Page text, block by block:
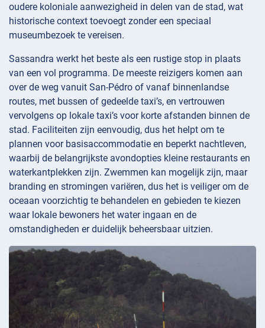
oudere koloniale aanwezigheid in delen van de stad, wat
historische context toevoegt zonder een speciaal
museumbezoek te vereisen.
Sassandra werkt het beste als een rustige stop in plaats
van een vol programma. De meeste reizigers komen aan
over de weg vanuit San-Pédro of vanaf binnenlandse
routes, met bussen of gedeelde taxi’s, en vertrouwen
vervolgens op lokale taxi’s voor korte afstanden binnen de
stad. Faciliteiten zijn eenvoudig, dus het helpt om te
plannen voor basisaccommodatie en beperkt nachtleven,
waarbij de belangrijkste avondopties kleine restaurants en
waterkantplekken zijn. Zwemmen kan mogelijk zijn, maar
branding en stromingen variëren, dus het is veiliger om de
oceaan voorzichtig te behandelen en gebieden te kiezen
waar lokale bewoners het water ingaan en de
omstandigheden er duidelijk beheersbaar uitzien.